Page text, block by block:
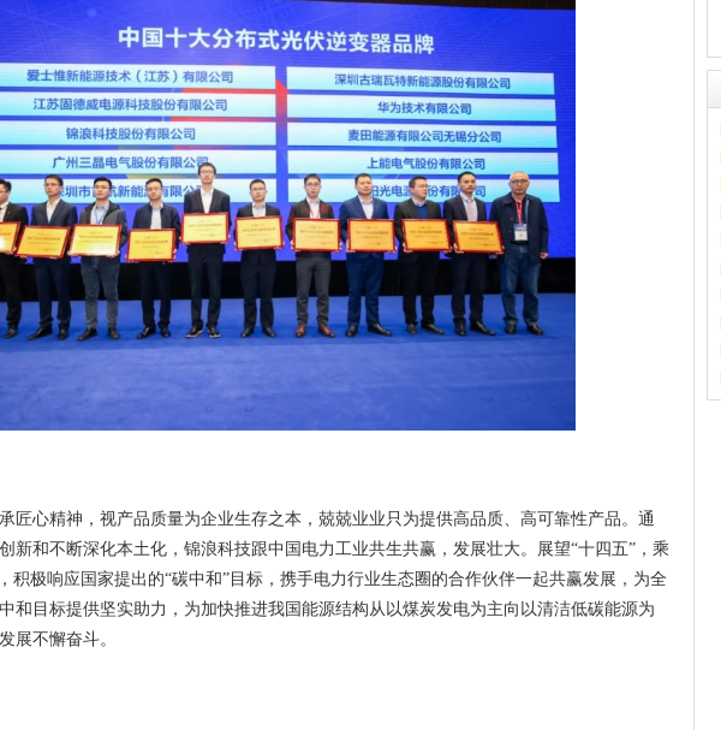
匠心精神，视产品质量为企业生存之本，兢兢业业只为提供高品质、高可靠性产品。通
新和不断深化本土化，锦浪科技跟中国电力工业共生共赢，发展壮大。展望“十四五”，乘
积极响应国家提出的“碳中和”目标，携手电力行业生态圈的合作伙伴一起共赢发展，为全
和目标提供坚实助力，为加快推进我国能源结构从以煤炭发电为主向以清洁低碳能源为
展不懈奋斗。